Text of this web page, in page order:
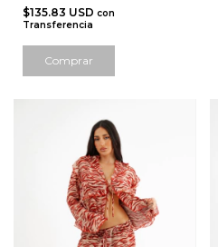
$135.83 USD con
Transferencia
Comprar